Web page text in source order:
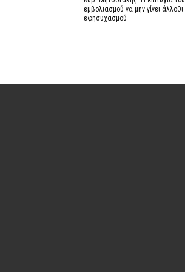
εμβολιασμού να μην γίνει άλλοθι
εφησυχασμού